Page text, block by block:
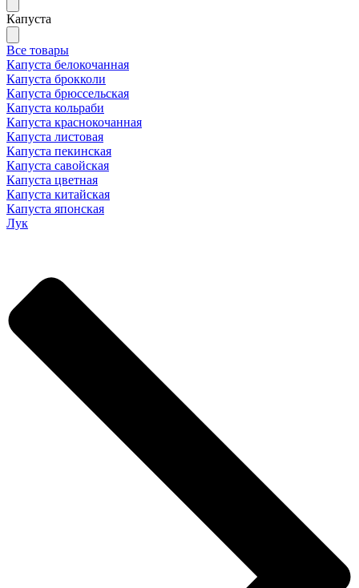
Капуста
Все товары
Капуста белокочанная
Капуста брокколи
Капуста брюссельская
Капуста кольраби
Капуста краснокочанная
Капуста листовая
Капуста пекинская
Капуста савойская
Капуста цветная
Капуста китайская
Капуста японская
Лук